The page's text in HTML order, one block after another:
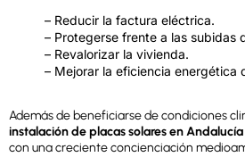
– Reducir la factura eléctrica.
– Protegerse frente a las subidas
– Revalorizar la vivienda.
– Mejorar la eficiencia energética
Además de beneficiarse de condiciones
instalación de placas solares en Andalucía
con una creciente concienciación